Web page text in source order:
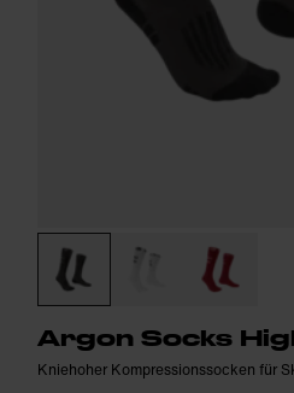
Argon Socks
Kniehoher Kompressionssocken für